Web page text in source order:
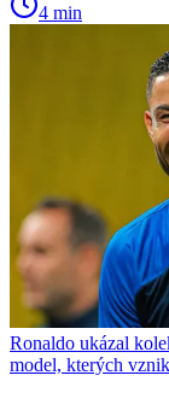
4 min
Ronaldo ukázal
model, kterých